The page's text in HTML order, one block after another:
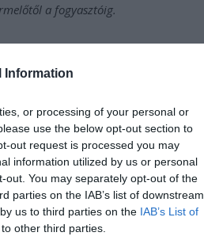
Information
or processing of your personal or
use the below opt-out section to
out request is processed you may
information utilized by us or personal
You may separately opt-out of the
parties on the IAB’s list of downstream
us to third parties on the IAB’s List of
other third parties.
a fogyasztóig.
Kutatások
– 2–10-szer
Egyetem adatai
mint a